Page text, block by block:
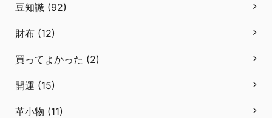
豆知識 (92)
財布 (12)
買ってよかった (2)
開運 (15)
革小物 (11)